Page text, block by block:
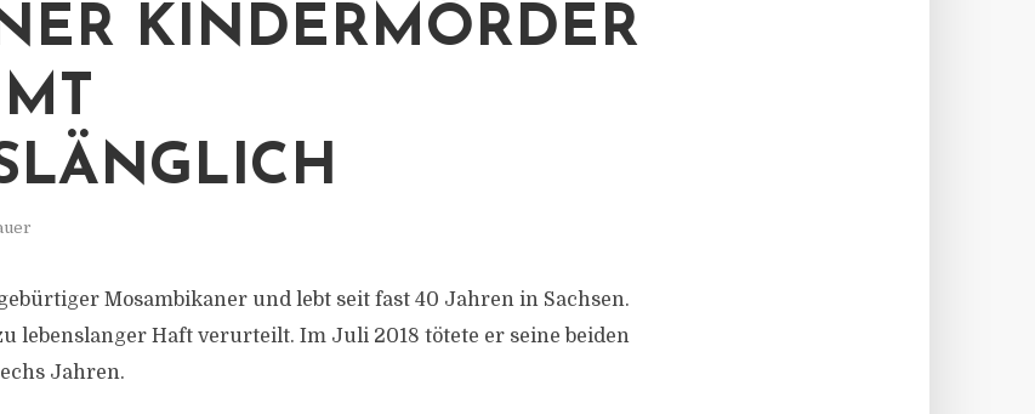
KINDERMÖRDER
Mosambikaner und lebt seit fast 40 Jahren in Sachsen.
lebenslanger Haft verurteilt. Im Juli 2018 tötete er seine beiden
Jahren.